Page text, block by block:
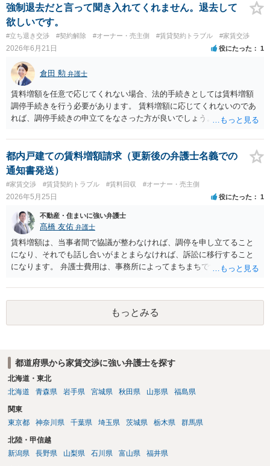
て、大家側から賃料増額の調停や訴訟を起こされる可能性はゼロでは
ありません（賃料が周辺相場より著しく低い場合は増額が認められる
こともあります）。また、修繕等が必要となった場合に十分な対応を
してもらえなくなるなど、事実上の不利益が生じる恐れもあります。
強制退去だと言って聞き入れてくれません。退去して
欲しいです。
#立ち退き交渉 #契約解除 #オーナー・売主側 #賃貸契約トラブル #家賃交渉
2026年6月21日 役にたった 1
倉田 勲 弁護士
賃料増額を任意で応じてくれない場合、法的手続きとしては賃料増額
調停手続きを行う必要があります。 賃料増額に応じてくれないのであ
れば、調停手続きの申立てをなさった方が良いでしょう。 手続きにつ
務所でご相談ください。
都内戸建ての賃料増額請求（更新後の弁護士名義での
通知書発送）
#家賃交渉 #賃貸契約トラブル #賃料回収 #オーナー・売主側
2026年5月25日 役にたった 1
不動産・住まいに強い弁護士
髙橋 友佑 弁護士
賃料増額は、当事者間で協議が整わなければ、調停を申し立てること
になり、それでも話し合いがまとまらなければ、訴訟に移行すること
になります。 弁護士費用は、事務所によってまちまちですが、調停の
円以上としている事務所が多いように思います。これとは別途に、成
果に応じた成功報酬も発生します。 さらに、賃料増額調停では、イン
ターネット等で収集した資料を基に話し合うこともありますが（な
お、生成ＡＩは根拠資料とはできません）、訴訟では、不動産の適正
あります。 これらコストと、増額を受けられる賃料とを比較考量し
て、実際に手続きを進めていくのかご判断いただくことになります。
まずは、お近くの弁護士にご相談ください。
もっとみる
都道府県から家賃交渉に強い弁護士を探す
北海道・東北
北海道
青森県 岩手県 宮城県 秋田県 山形県 福島県
関東
東京都
神奈川県 千葉県 埼玉県 茨城県 栃木県 群馬県
北陸・甲信越
新潟県
長野県 山梨県 石川県 富山県 福井県